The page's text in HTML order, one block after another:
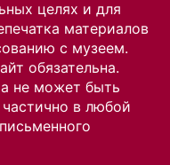
целях и для
материалов
с музеем.
обязательна.
не может быть
в любой